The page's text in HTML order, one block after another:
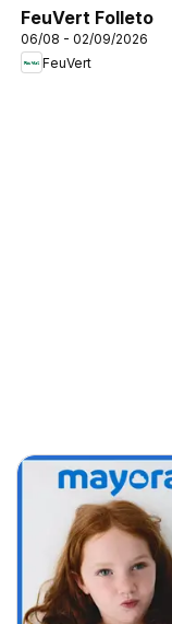
FeuVert Folleto
06/08 - 02/09/2026
FeuVert